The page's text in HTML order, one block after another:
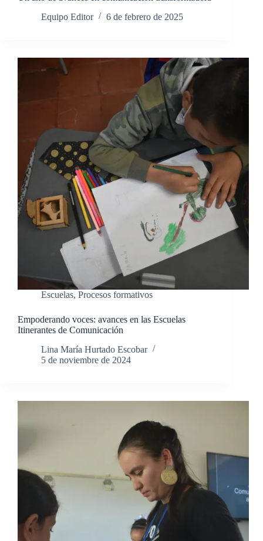
Equipo Editor
6 de febrero de 2025
Escuelas, Procesos formativos
Empoderando voces: avances en las Escuelas
Itinerantes de Comunicación
Lina María Hurtado Escobar
5 de noviembre de 2024